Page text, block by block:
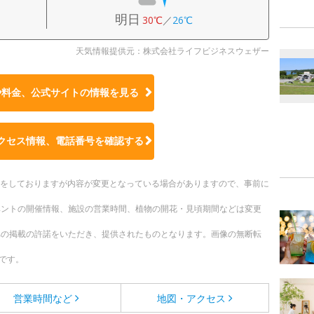
明日 30℃／26℃
天気情報提供元：株式会社ライフビジネスウェザー
金、公式サイトの情報を見る
セス情報、電話番号を確認する
ておりますが内容が変更となっている場合がありますので、事前に
トの開催情報、施設の営業時間、植物の開花・見頃期間などは変更
掲載の許諾をいただき、提供されたものとなります。画像の無断転
。
営業時間など 地図・アクセス